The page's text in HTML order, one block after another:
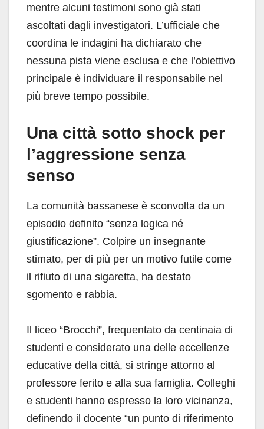
mentre alcuni testimoni sono già stati
ascoltati dagli investigatori. L’ufficiale che
coordina le indagini ha dichiarato che
nessuna pista viene esclusa e che l’obiettivo
principale è individuare il responsabile nel
più breve tempo possibile.
Una città sotto shock per
l’aggressione senza
senso
La comunità bassanese è sconvolta da un
episodio definito “senza logica né
giustificazione”. Colpire un insegnante
stimato, per di più per un motivo futile come
il rifiuto di una sigaretta, ha destato
sgomento e rabbia.
Il liceo “Brocchi”, frequentato da centinaia di
studenti e considerato una delle eccellenze
educative della città, si stringe attorno al
professore ferito e alla sua famiglia. Colleghi
e studenti hanno espresso la loro vicinanza,
definendo il docente “un punto di riferimento